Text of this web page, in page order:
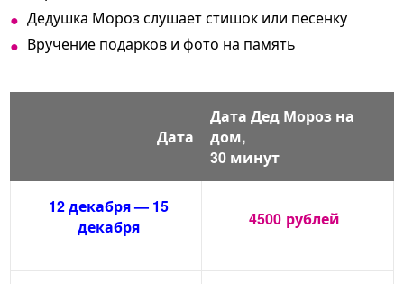
Дедушка Мороз слушает стишок или песенку
Вручение подарков и фото на память
Дата
Дата Дед Мороз на
дом,
30 минут
12 декабря — 15
декабря
4500 рублей